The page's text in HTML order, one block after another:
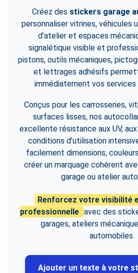
Créez des stickers garage
personnaliser vitrines, véhicules
d’atelier et espaces
signalétique visible et
pistons, outils mécaniques,
et lettrages adhésifs
immédiatement vos
Conçus pour les carrosseries,
surfaces lisses, nos
excellente résistance aux UV,
conditions d’utilisation
facilement dimensions,
créer un marquage cohérent
garage ou atelier
Renforcez votre visibilité
professionnelle avec des
garages, ateliers
automobiles.
Ajouter un texte à votre